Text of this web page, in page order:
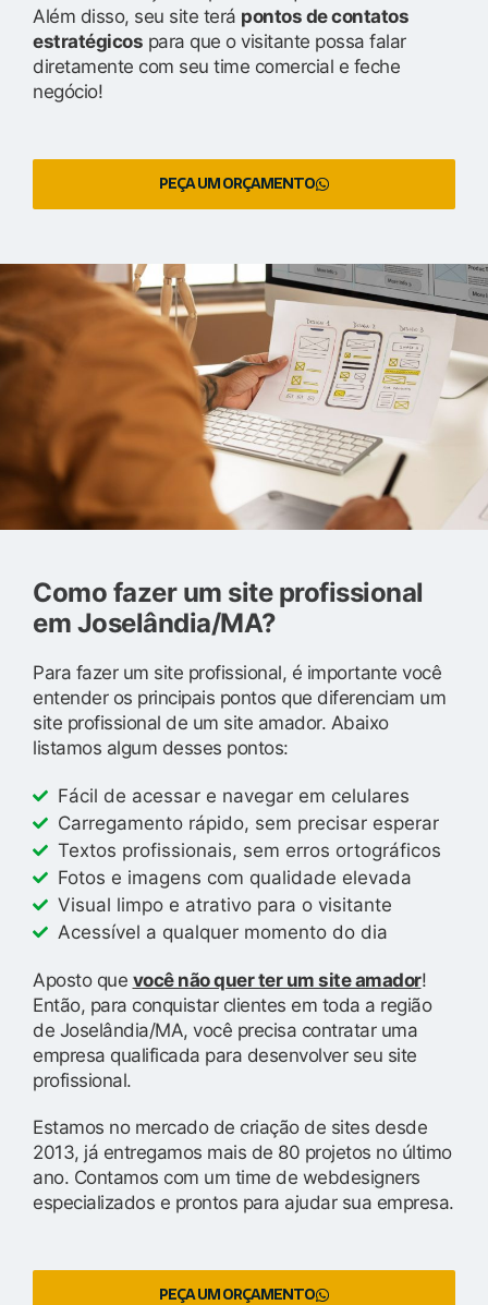
Além disso, seu site terá pontos de contatos
estratégicos para que o visitante possa falar
diretamente com seu time comercial e feche
negócio!
PEÇA UM ORÇAMENTO
Como fazer um site profissional
em Joselândia/MA?
Para fazer um site profissional, é importante você
entender os principais pontos que diferenciam um
site profissional de um site amador. Abaixo
listamos algum desses pontos:
Fácil de acessar e navegar em celulares
Carregamento rápido, sem precisar esperar
Textos profissionais, sem erros ortográficos
Fotos e imagens com qualidade elevada
Visual limpo e atrativo para o visitante
Acessível a qualquer momento do dia
Aposto que você não quer ter um site amador!
Então, para conquistar clientes em toda a região
de Joselândia/MA, você precisa contratar uma
empresa qualificada para desenvolver seu site
profissional.
Estamos no mercado de criação de sites desde
2013, já entregamos mais de 80 projetos no último
ano. Contamos com um time de webdesigners
especializados e prontos para ajudar sua empresa.
PEÇA UM ORÇAMENTO